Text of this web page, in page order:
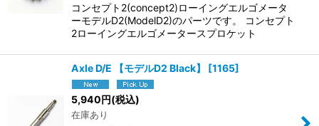
コンセプト2(concept2)ローイングエルゴメータ
ーモデルD2(ModelD2)のパーツです。 コンセプト
2ローイングエルゴメータースプロケット
Axle D/E 【モデルD2 Black】 [1165]
5,940円(税込)
在庫あり